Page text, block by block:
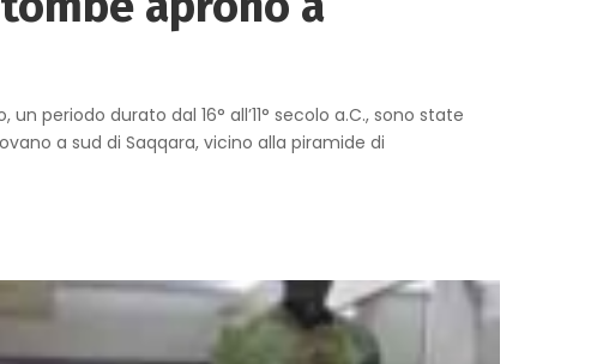
periodo durato dal 16° all’11° secolo a.C., sono state
a sud di Saqqara, vicino alla piramide di